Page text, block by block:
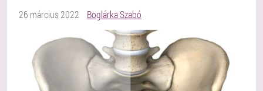
26 március 2022 Boglárka Szabó